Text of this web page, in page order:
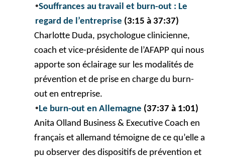
•Souffrances au travail et burn-out : Le
regard de l’entreprise (3:15 à 37:37)
Charlotte Duda, psychologue clinicienne,
coach et vice-présidente de l’AFAPP qui nous
apporte son éclairage sur les modalités de
prévention et de prise en charge du burn-
out en entreprise.
•Le burn-out en Allemagne (37:37 à 1:01)
Anita Olland Business & ExecutiveCoach en
français et allemand témoigne de ce qu’elle a
pu observer des dispositifs de prévention et